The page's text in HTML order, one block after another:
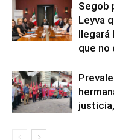
Segob
Leyva
llegará
que no